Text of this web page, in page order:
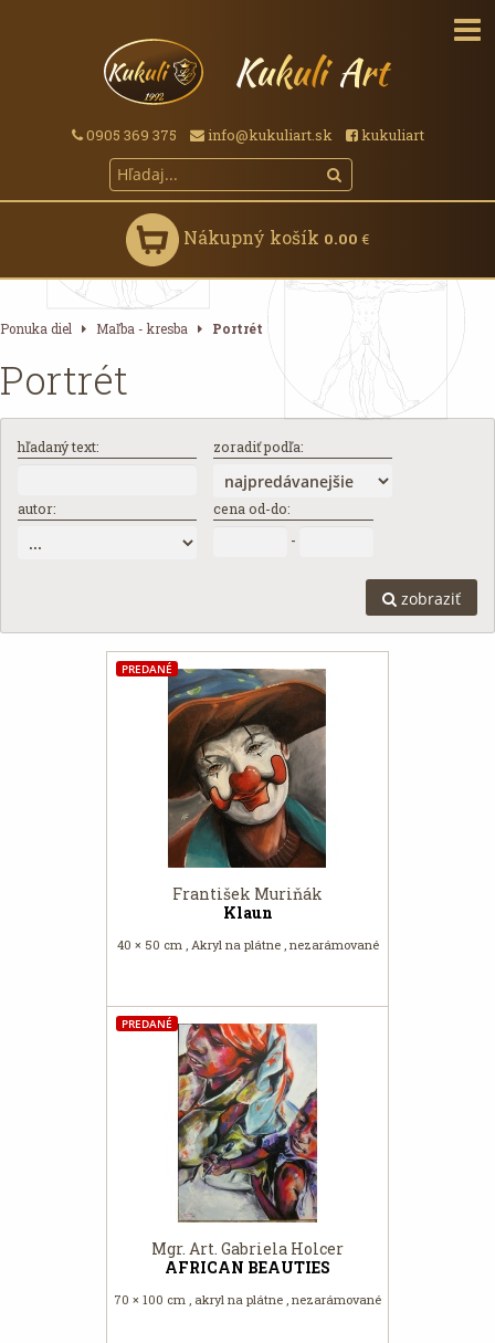
0905 369 375 info@kukuliart.sk kukuliart
Nákupný košík 0.00 €
Ponuka diel Maľba - kresba Portrét
Portrét
hľadaný text: zoradiť podľa:
autor: cena od-do:
-
zobraziť
František Muriňák
Klaun
40 × 50 cm , Akryl na plátne , nezarámované
PREDANÉ
Mgr. Art. Gabriela Holcer
AFRICAN BEAUTIES
70 × 100 cm , akryl na plátne , nezarámované
PREDANÉ